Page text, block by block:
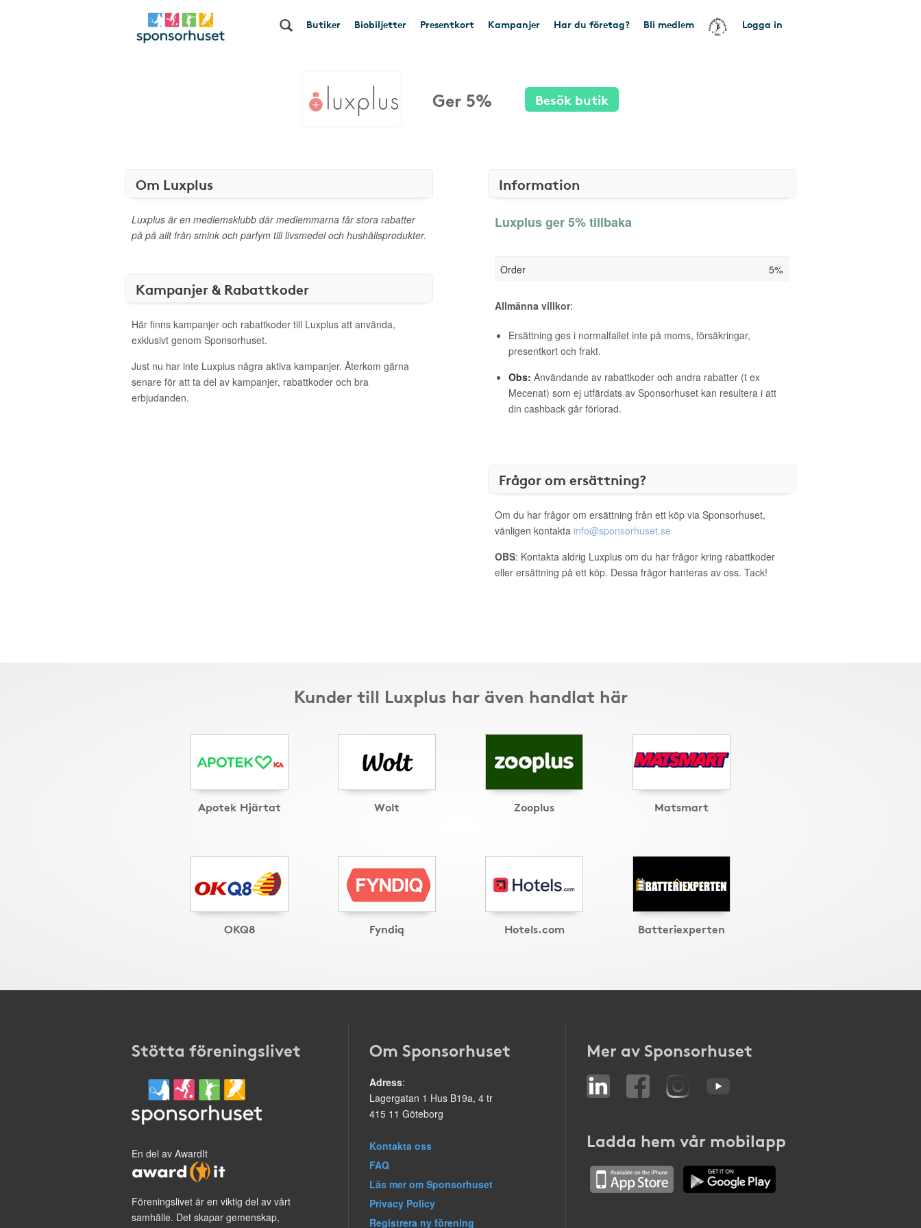
Butiker Biobiljetter Presentkort Kampanjer Har du företag? Bli medlem Logga in
Ger 5% Besök butik
Om Luxplus
Luxplus är en medlemsklubb där medlemmarna får stora rabatter
på på allt från smink och parfym till livsmedel och hushållsprodukter.
Kampanjer & Rabattkoder
Här finns kampanjer och rabattkoder till Luxplus att använda,
exklusivt genom Sponsorhuset.
Just nu har inte Luxplus några aktiva kampanjer. Återkom gärna
senare för att ta del av kampanjer, rabattkoder och bra
erbjudanden.
Information
Luxplus ger 5% tillbaka
Order 5%
Allmänna villkor:
Ersättning ges i normalfallet inte på moms, försäkringar,
presentkort och frakt.
Obs: Användande av rabattkoder och andra rabatter (t ex
Mecenat) som ej utfärdats av Sponsorhuset kan resultera i att
din cashback går förlorad.
Frågor om ersättning?
Om du har frågor om ersättning från ett köp via Sponsorhuset,
vänligen kontakta info@sponsorhuset.se
OBS: Kontakta aldrig Luxplus om du har frågor kring rabattkoder
eller ersättning på ett köp. Dessa frågor hanteras av oss. Tack!
Kunder till Luxplus har även handlat här
Apotek Hjärtat Wolt Zooplus Matsmart
OKQ8 Fyndiq Hotels.com Batteriexperten
Stötta föreningslivet
En del av AwardIt
Föreningslivet är en viktig del av vårt
samhälle. Det skapar gemenskap,
Om Sponsorhuset
Adress:
Lagergatan 1 Hus B19a, 4 tr
415 11 Göteborg
Kontakta oss
FAQ
Läs mer om Sponsorhuset
Privacy Policy
Registrera ny förening
Mer av Sponsorhuset
Ladda hem vår mobilapp